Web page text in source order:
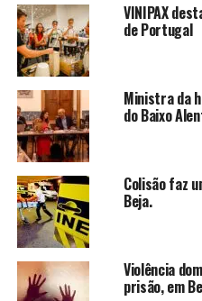
VINIPAX
de Portugal
Ministra da
do Baixo
Colisão faz
Beja.
Violência
prisão, em